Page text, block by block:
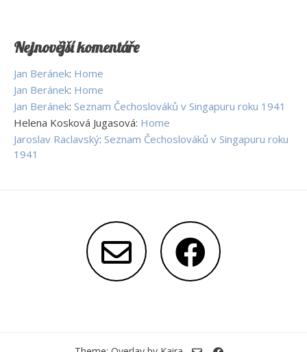
Nejnovější komentáře
Jan Beránek: Home
Jan Beránek: Home
Jan Beránek: Seznam Čechoslováků v Singapuru roku 1941
Helena Kosková Jugasová: Home
Jaroslav Raclavský: Seznam Čechoslováků v Singapuru roku
1941